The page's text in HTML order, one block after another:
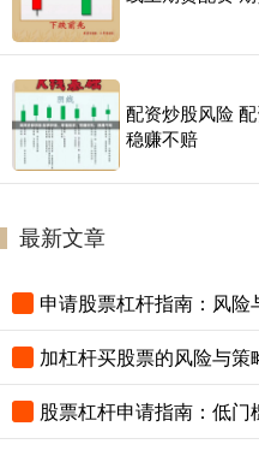
配资炒股风险
稳赚不赔
最新文章
申请股票杠杆指南：风险
加杠杆买股票的风险与策
股票杠杆申请指南：低门